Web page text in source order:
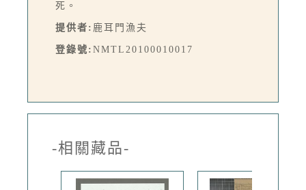
死。
提供者: 鹿耳門漁夫
登錄號: NMTL20100010017
-相關藏品-